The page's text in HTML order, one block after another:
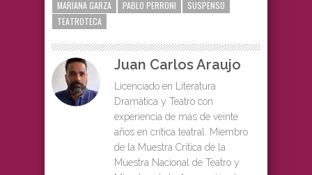
MARIANA GARZA
PABLO PERRONI
SUSPENSO
TEATROTECA
Juan Carlos Araujo
Licenciado en Literatura
Dramática y Teatro con
experiencia de más de veinte
años en crítica teatral. Miembro
de la Muestra Crítica de la
Muestra Nacional de Teatro y